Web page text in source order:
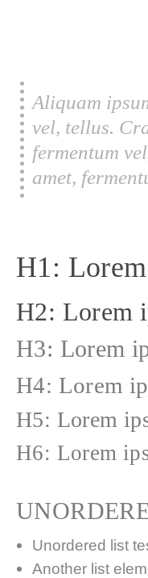
Aliquam
vel, tellus.
fermentum
amet,
H1:
H2: Lorem
H3: Lorem
H4: Lorem
H5: Lorem
H6: Lorem
Unordered list
Another list